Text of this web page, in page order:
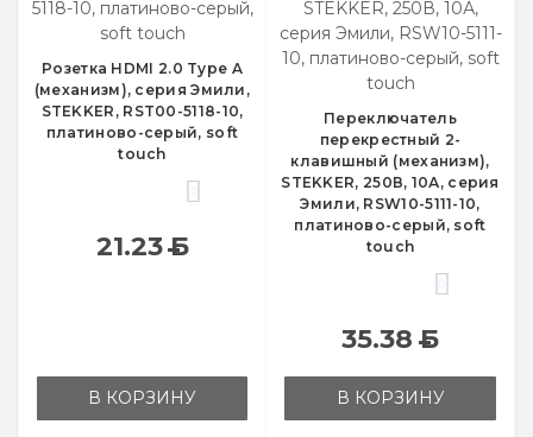
Розетка HDMI 2.0 Type A
(механизм), серия Эмили,
STEKKER, RST00-5118-10,
платиново-серый, soft
touch
21.23Б
В КОРЗИНУ
Переключатель
перекрестный 2-
клавишный (механизм),
STEKKER, 250В, 10А, серия
Эмили, RSW10-5111-10,
платиново-серый, soft
touch
35.38Б
В КОРЗИНУ